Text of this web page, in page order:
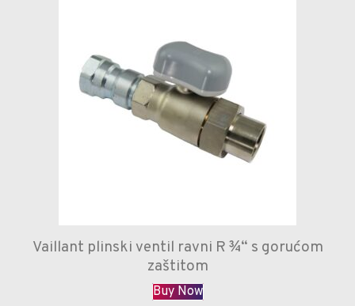
Vaillant plinski ventil ravni R ¾“ s gorućom
zaštitom
Buy Now